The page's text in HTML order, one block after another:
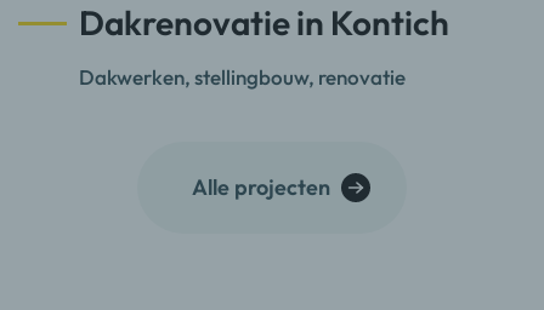
Dakrenovatie in Kontich
Dakwerken, stellingbouw, renovatie
Alle projecten